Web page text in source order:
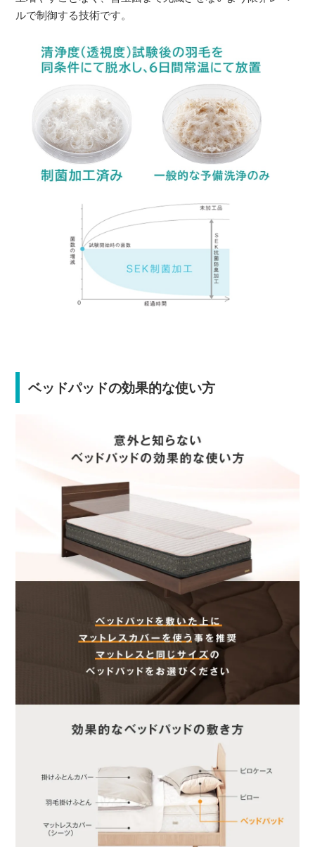
ルで制御する技術です。
ベッドパッドの効果的な使い方